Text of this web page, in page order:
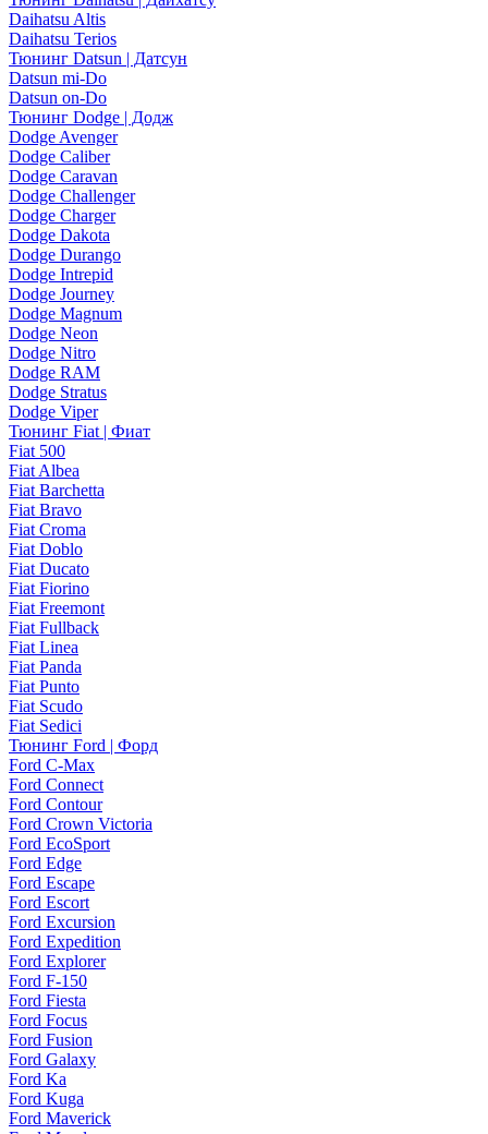
Daihatsu Altis
Daihatsu Terios
Тюнинг Datsun | Датсун
Datsun mi-Do
Datsun on-Do
Тюнинг Dodge | Додж
Dodge Avenger
Dodge Caliber
Dodge Caravan
Dodge Challenger
Dodge Charger
Dodge Dakota
Dodge Durango
Dodge Intrepid
Dodge Journey
Dodge Magnum
Dodge Neon
Dodge Nitro
Dodge RAM
Dodge Stratus
Dodge Viper
Тюнинг Fiat | Фиат
Fiat 500
Fiat Albea
Fiat Barchetta
Fiat Bravo
Fiat Croma
Fiat Doblo
Fiat Ducato
Fiat Fiorino
Fiat Freemont
Fiat Fullback
Fiat Linea
Fiat Panda
Fiat Punto
Fiat Scudo
Fiat Sedici
Тюнинг Ford | Форд
Ford C-Max
Ford Connect
Ford Contour
Ford Crown Victoria
Ford EcoSport
Ford Edge
Ford Escape
Ford Escort
Ford Excursion
Ford Expedition
Ford Explorer
Ford F-150
Ford Fiesta
Ford Focus
Ford Fusion
Ford Galaxy
Ford Ka
Ford Kuga
Ford Maverick